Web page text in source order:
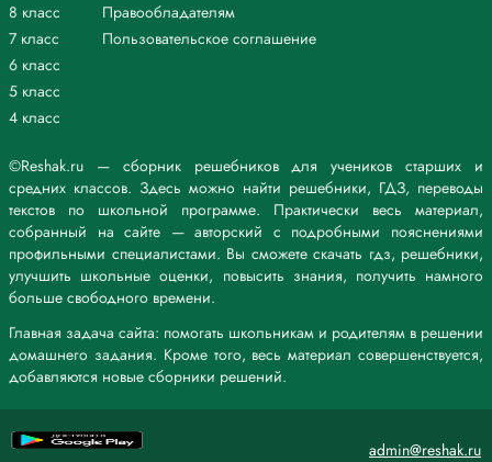
©Reshak.ru — сборник решебников для учеников старших и
средних классов. Здесь можно найти решебники, ГДЗ, переводы
текстов по школьной программе. Практически весь материал,
собранный на сайте — авторский с подробными пояснениями
профильными специалистами. Вы сможете скачать гдз, решебники,
улучшить школьные оценки, повысить знания, получить намного
больше свободного времени.
Главная задача сайта: помогать школьникам и родителям в решении
домашнего задания. Кроме того, весь материал совершенствуется,
добавляются новые сборники решений.
8 класс
7 класс
6 класс
5 класс
4 класс
Правообладателям
Пользовательское соглашение
admin@reshak.ru